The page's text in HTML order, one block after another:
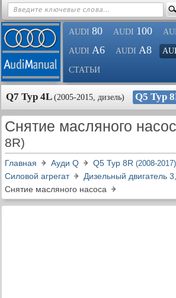
AUDI 80 AUDI 100
AUDI A6 AUDI A8
СТАТЬИ
Q7 Typ 4L (2005-2015, дизель) Q5 Typ
Снятие масляного
8R)
Главная Ауди Q Q5 Typ 8R (2008-2017)
Силовой агрегат
Дизельный двигатель
Снятие масляного насоса